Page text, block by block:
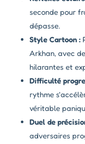
seconde pour
dépasse.
Style Cartoon :
Arkhan, avec
hilarantes et
Difficulté
rythme
véritable
Duel de
adversaires